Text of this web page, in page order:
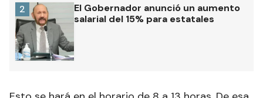
El Gobernador anunció un aumento
salarial del 15% para estatales
2